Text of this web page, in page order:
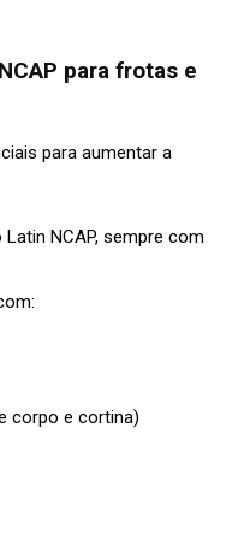
para frotas e
para aumentar a
NCAP, sempre com
corpo e cortina)